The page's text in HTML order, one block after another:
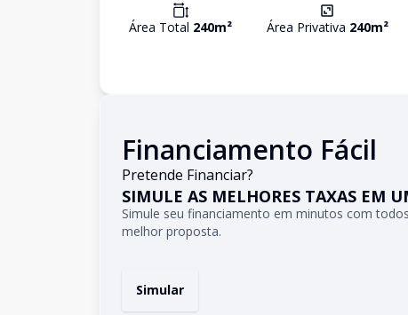
Área Total 240m² Área Privativa 240m²
Financiamento Fácil
Pretende Financiar?
SIMULE AS MELHORES TAXAS EM
Simule seu financiamento em minutos com
melhor proposta.
Simular